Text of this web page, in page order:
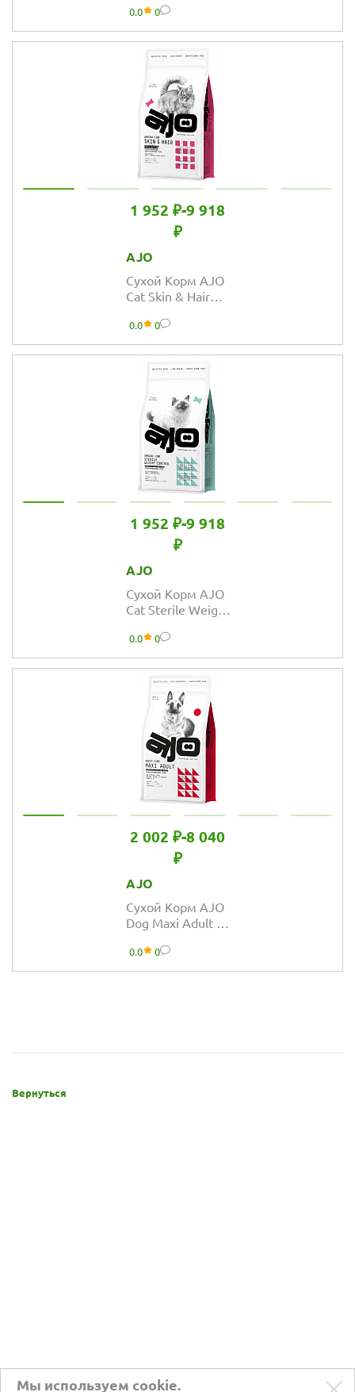
привередливых
кошек и котят
0.0 0
1 952 ₽-9 918
₽
AJO
Сухой Корм AJO
Cat Skin & Hair
здоровая кожа и
красивая шерсть
0.0 0
1 952 ₽-9 918
₽
AJO
Сухой Корм AJO
Cat Sterile Weight
стерилизованных
кошек контроль
веса
0.0 0
2 002 ₽-8 040
₽
AJO
Сухой Корм AJO
Dog Maxi Adult с
взрослых собак
крупных пород
0.0 0
Вернуться
Мы используем cookie.